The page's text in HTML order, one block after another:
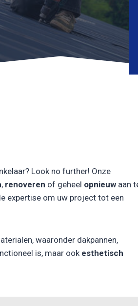
Look no further! Onze
, renoveren of geheel opnieuw aan
expertise om uw project tot een
waaronder dakpannen,
is, maar ook esthetisch